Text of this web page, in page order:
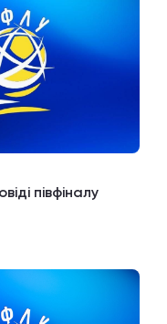
півфіналу